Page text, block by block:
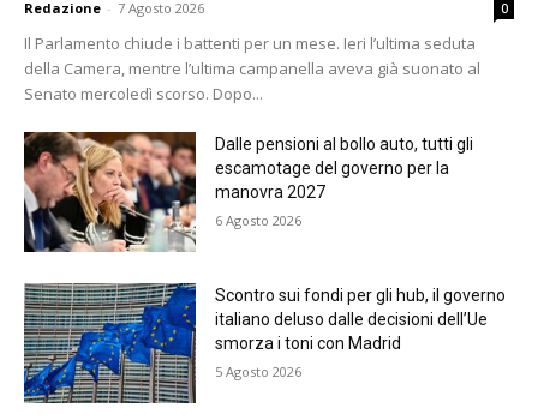
Redazione - 7 Agosto 2026 0
Il Parlamento chiude i battenti per un mese. Ieri l’ultima seduta
della Camera, mentre l’ultima campanella aveva già suonato al
Senato mercoledì scorso. Dopo...
Dalle pensioni al bollo auto, tutti gli
escamotage del governo per la
manovra 2027
6 Agosto 2026
Scontro sui fondi per gli hub, il governo
italiano deluso dalle decisioni dell’Ue
smorza i toni con Madrid
5 Agosto 2026